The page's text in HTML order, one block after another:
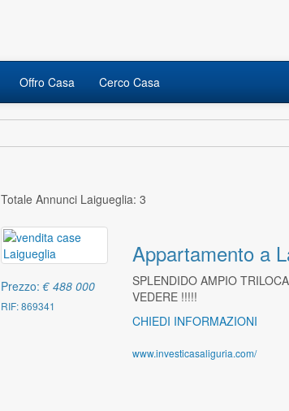
Offro Casa Cerco Casa
Totale Annunci Laigueglia: 3
Prezzo:€ 488 000
RIF: 869341
Appartamento a
SPLENDIDO AMPIO
VEDERE !!!!!
CHIEDI INFORMAZIONI
www.investicasaliguria.com/